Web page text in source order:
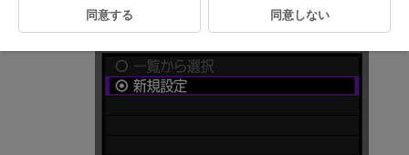
新規設定
同意する 同意しない